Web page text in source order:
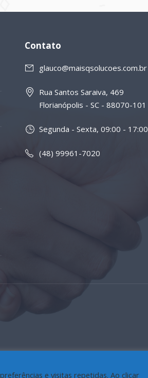
Contato
glauco@maisqsolucoes.com.br
Rua Santos Saraiva, 469
Florianópolis - SC - 88070-101
Segunda - Sexta, 09:00 - 17:00
(48) 99961-7020
e visitas repetidas. Ao clicar